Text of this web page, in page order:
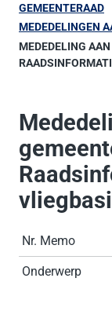
GEMEENTERAAD
MEDEDELINGEN
MEDEDELING
Nr. Memo
Onderwerp